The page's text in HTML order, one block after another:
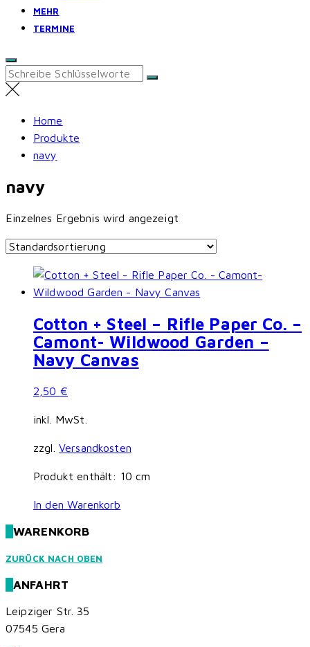
MEHR
TERMINE
Search
for:
Home
Produkte
navy
navy
Einzelnes Ergebnis wird angezeigt
Cotton + Steel – Rifle Paper Co. –
Camont- Wildwood Garden –
Navy Canvas
2,50 €
inkl. MwSt.
zzgl. Versandkosten
Produkt enthält: 10 cm
In den Warenkorb
WARENKORB
ZURÜCK NACH OBEN
ANFAHRT
Leipziger Str. 35
07545 Gera